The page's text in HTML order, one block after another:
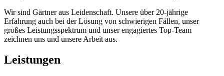
Wir sind Gärtner aus Leidenschaft. Unsere über 20-jährige
Erfahrung auch bei der Lösung von schwierigen Fällen, unser
großes Leistungsspektrum und unser engagiertes Top-Team
zeichnen uns und unsere Arbeit aus.
Leistungen